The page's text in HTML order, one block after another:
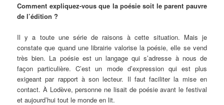
Comment expliquez-vous que la poésie soit le parent pauvre
de l’édition ?
Il y a toute une série de raisons à cette situation. Mais je
constate que quand une librairie valorise la poésie, elle se vend
très bien. La poésie est un langage qui s’adresse à nous de
façon particulière. C’est un mode d’expression qui est plus
exigeant par rapport à son lecteur. Il faut faciliter la mise en
contact. À Lodève, personne ne lisait de poésie avant le festival
et aujourd’hui tout le monde en lit.